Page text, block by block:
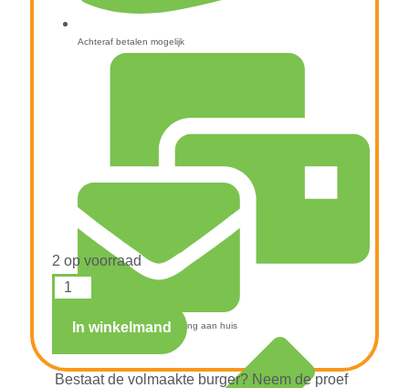
Achteraf betalen mogelijk
Snelle verzending & levering aan huis
2 op voorraad
In winkelmand
Bestaat de volmaakte burger? Neem de proef